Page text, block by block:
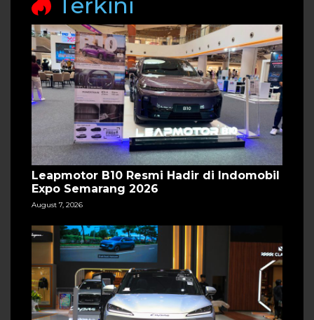
Leapmotor B10 Resmi Hadir di Indomobil
Expo Semarang 2026
August 7, 2026